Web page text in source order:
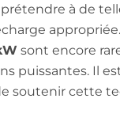
à de
sont encore
puissantes. Il
soutenir cette